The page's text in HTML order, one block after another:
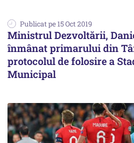
Publicat pe 15 Oct 2019
Ministrul Dezvoltării,
înmânat primarului din
protocolul de folosire a
Municipal